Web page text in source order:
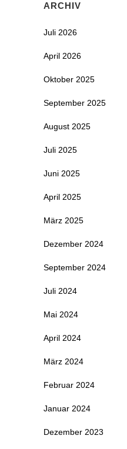
ARCHIV
Juli 2026
April 2026
Oktober 2025
September 2025
August 2025
Juli 2025
Juni 2025
April 2025
März 2025
Dezember 2024
September 2024
Juli 2024
Mai 2024
April 2024
März 2024
Februar 2024
Januar 2024
Dezember 2023